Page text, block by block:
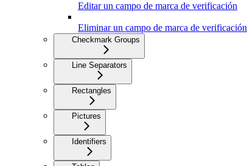
Editar un campo de marca de verificación
Eliminar un campo de marca de verificación
Checkmark Groups
Line Separators
Rectangles
Pictures
Identifiers